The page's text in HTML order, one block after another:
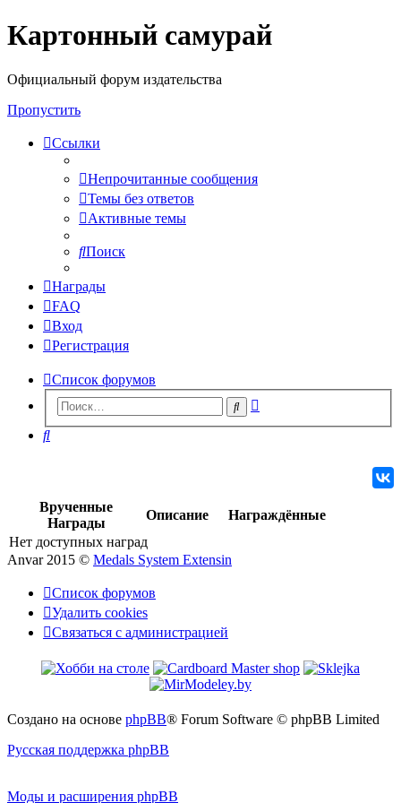
Регистрация
Картонный самурай
Официальный форум издательства
Пропустить
Ссылки
Непрочитанные сообщения
Темы без ответов
Активные темы
Поиск
Награды
FAQ
Вход
Регистрация
Список форумов
Поиск
Поиск
Врученные
Награды
Описание
Награждённые
Нет доступных наград
Anvar 2015 © Medals System Extensin
Список форумов
Удалить cookies
Связаться
администрацией
Связаться с администрацией
Создано на основе phpBB® Forum Software © phpBB Limited
Русская поддержка phpBB
Моды и расширения phpBB